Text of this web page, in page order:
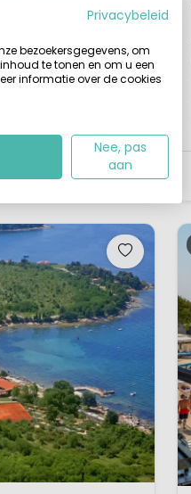
in de regio Istrië is
levendige en grote
aflopend
zee. Deze camping
camping ligt
sta...
1 aanbieders
Privacybeleid
bezoekersgegevens, om
te tonen en om u een
informatie over de cookies
Nee, pas
aan